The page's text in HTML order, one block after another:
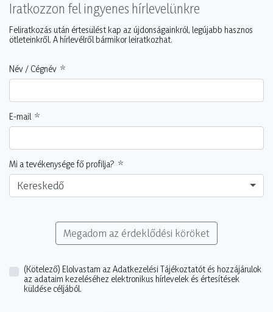
Iratkozzon fel ingyenes hírlevelünkre
Feliratkozás után értesülést kap az újdonságainkról, legújabb hasznos
ötleteinkről. A hírlevélről bármikor leiratkozhat.
Név / Cégnév
E-mail
Mi a tevékenysége fő profilja?
Kereskedő
Megadom az érdeklődési köröket
(Kötelező) Elolvastam az Adatkezelési Tájékoztatót és hozzájárulok
az adataim kezeléséhez elektronikus hírlevelek és értesítések
küldése céljából.